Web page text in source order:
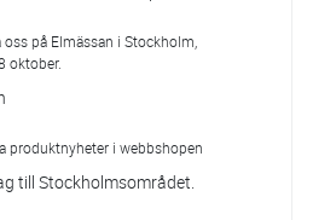
på Elmässan i Stockholm,
oktober.
produktnyheter i webbshopen
till Stockholmsområdet.